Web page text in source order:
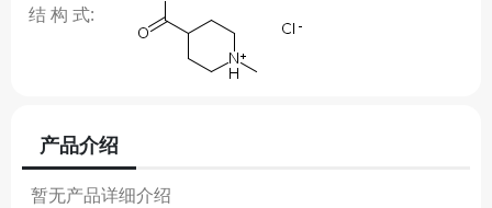
结 构 式:
产品介绍
暂无产品详细介绍